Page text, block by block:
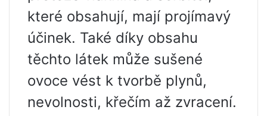
které obsahují, mají projímavý
účinek. Také díky obsahu
těchto látek může sušené
ovoce vést k tvorbě plynů,
nevolnosti, křečím až zvracení.